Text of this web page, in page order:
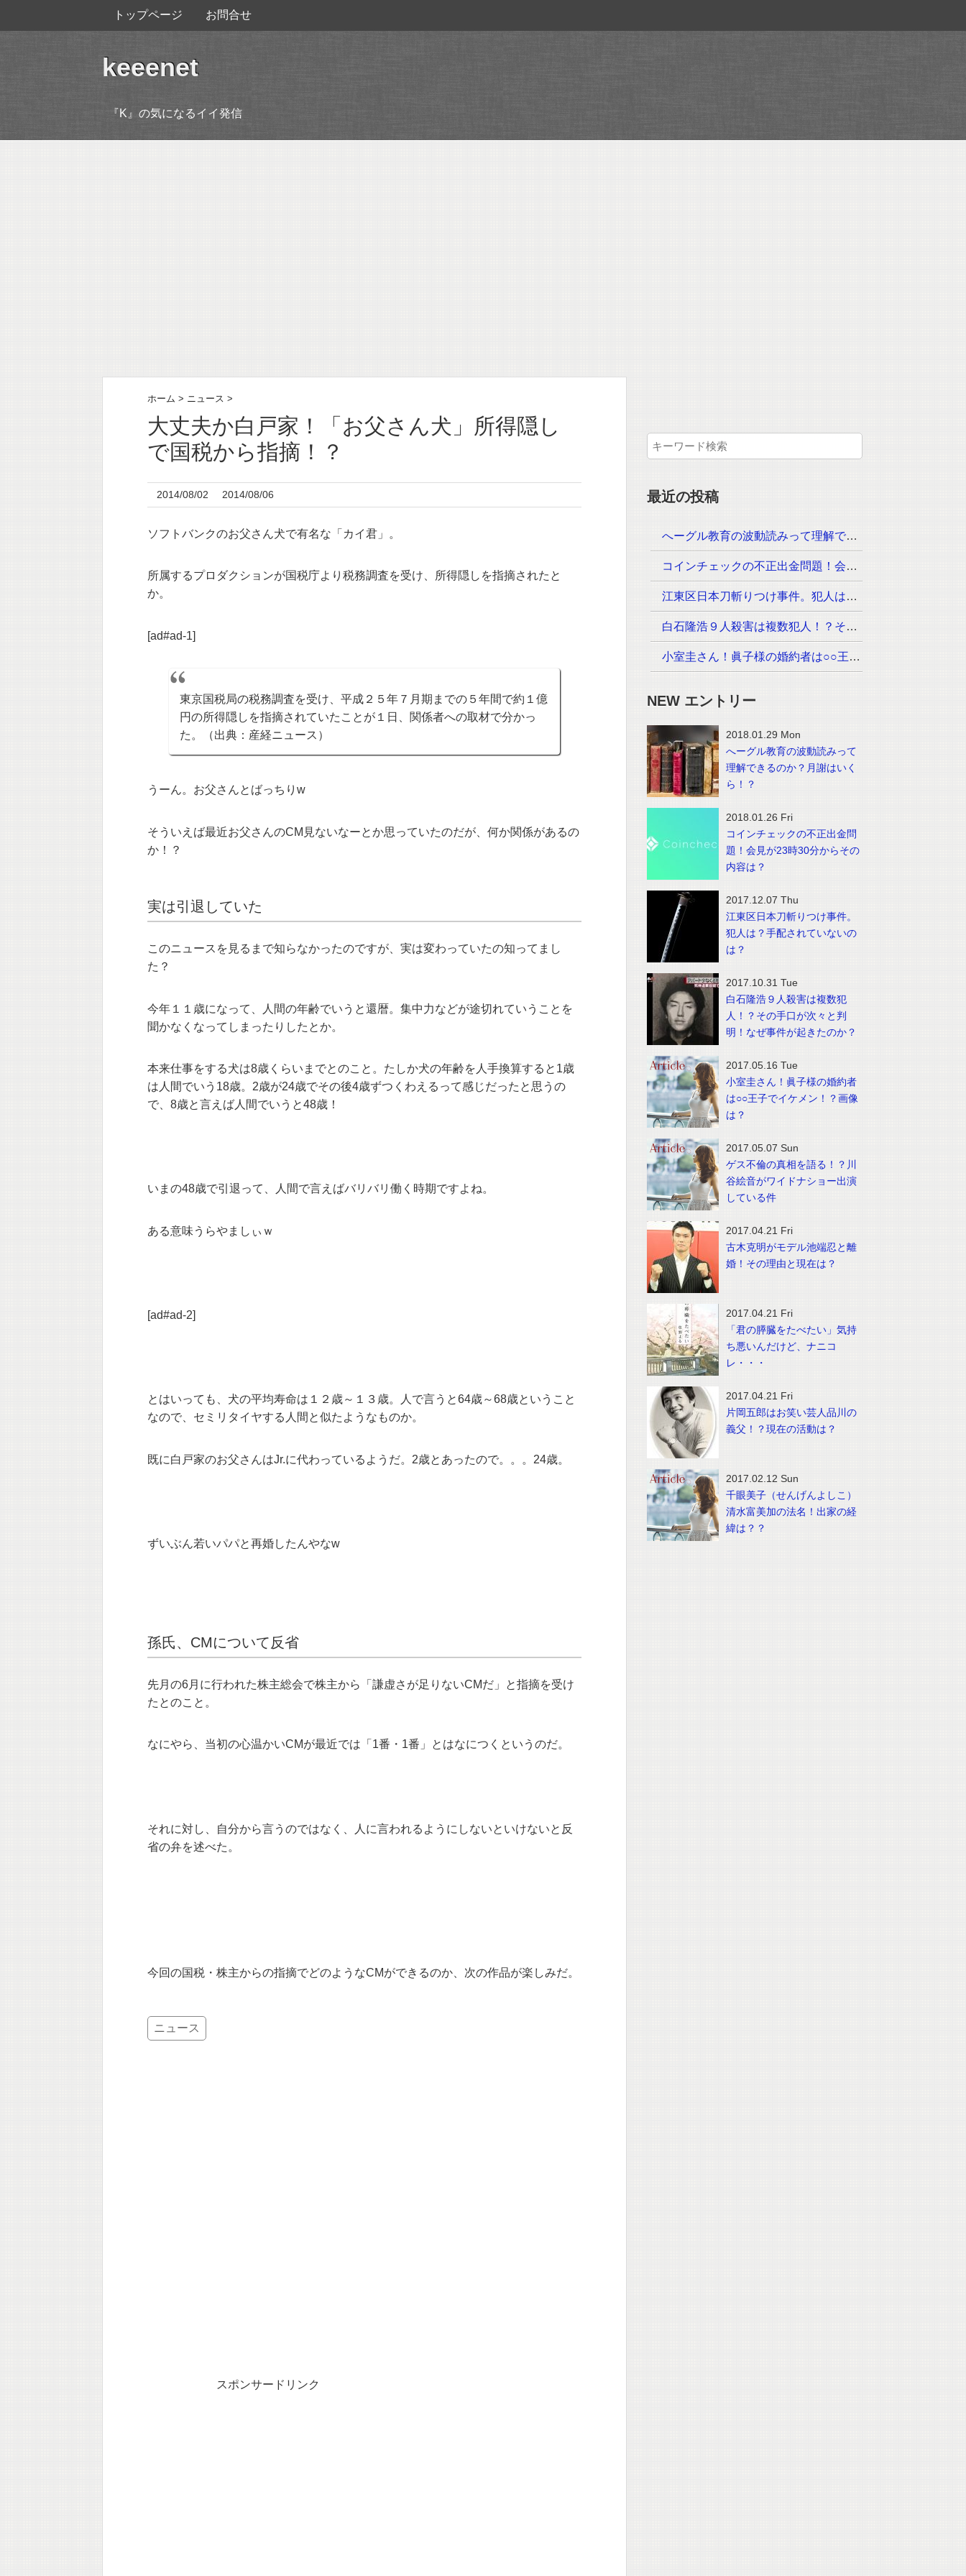
トップページ お問合せ
keeenet
『K』の気になるイイ発信
ホーム > ニュース >
大丈夫か白戸家！「お父さん犬」所得隠し
で国税から指摘！？
2014/08/02 2014/08/06
ソフトバンクのお父さん犬で有名な「カイ君」。
所属するプロダクションが国税庁より税務調査を受け、所得隠しを指摘されたと
か。
[ad#ad-1]
東京国税局の税務調査を受け、平成２５年７月期までの５年間で約１億
円の所得隠しを指摘されていたことが１日、関係者への取材で分かっ
た。（出典：産経ニュース）
うーん。お父さんとばっちりw
そういえば最近お父さんのCM見ないなーとか思っていたのだが、何か関係があるの
か！？
実は引退していた
このニュースを見るまで知らなかったのですが、実は変わっていたの知ってまし
た？
今年１１歳になって、人間の年齢でいうと還暦。集中力などが途切れていうことを
聞かなくなってしまったりしたとか。
本来仕事をする犬は8歳くらいまでとのこと。たしか犬の年齢を人手換算すると1歳
は人間でいう18歳。2歳が24歳でその後4歳ずつくわえるって感じだったと思うの
で、8歳と言えば人間でいうと48歳！
いまの48歳で引退って、人間で言えばバリバリ働く時期ですよね。
ある意味うらやましぃｗ
[ad#ad-2]
とはいっても、犬の平均寿命は１２歳～１３歳。人で言うと64歳～68歳ということ
なので、セミリタイヤする人間と似たようなものか。
既に白戸家のお父さんはJr.に代わっているようだ。2歳とあったので。。。24歳。
ずいぶん若いパパと再婚したんやなw
孫氏、CMについて反省
先月の6月に行われた株主総会で株主から「謙虚さが足りないCMだ」と指摘を受け
たとのこと。
なにやら、当初の心温かいCMが最近では「1番・1番」とはなにつくというのだ。
それに対し、自分から言うのではなく、人に言われるようにしないといけないと反
省の弁を述べた。
今回の国税・株主からの指摘でどのようなCMができるのか、次の作品が楽しみだ。
ニュース
スポンサードリンク
最近の投稿
へーグル教育の波動読みって理解できるのか？月謝はいくら！？
コインチェックの不正出金問題！会見が23時30分からその内容は？
江東区日本刀斬りつけ事件。犯人は？手配されていないのは？
白石隆浩９人殺害は複数犯人！？その手口が次々と判明！なぜ事件が起きたのか？
小室圭さん！眞子様の婚約者は○○王子でイケメン！？画像は？
NEW エントリー
2018.01.29 Mon
へーグル教育の波動読みって
理解できるのか？月謝はいく
ら！？
2018.01.26 Fri
コインチェックの不正出金問
題！会見が23時30分からその
内容は？
2017.12.07 Thu
江東区日本刀斬りつけ事件。
犯人は？手配されていないの
は？
2017.10.31 Tue
白石隆浩９人殺害は複数犯
人！？その手口が次々と判
明！なぜ事件が起きたのか？
2017.05.16 Tue
小室圭さん！眞子様の婚約者
は○○王子でイケメン！？画像
は？
2017.05.07 Sun
ゲス不倫の真相を語る！？川
谷絵音がワイドナショー出演
している件
2017.04.21 Fri
古木克明がモデル池端忍と離
婚！その理由と現在は？
2017.04.21 Fri
「君の膵臓をたべたい」気持
ち悪いんだけど、ナニコ
レ・・・
2017.04.21 Fri
片岡五郎はお笑い芸人品川の
義父！？現在の活動は？
2017.02.12 Sun
千眼美子（せんげんよしこ）
清水富美加の法名！出家の経
緯は？？